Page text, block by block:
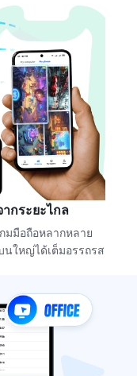
กระยะไกล
มมือถือหลากหลาย
นใหญ่ได้เต็มอรรถรส